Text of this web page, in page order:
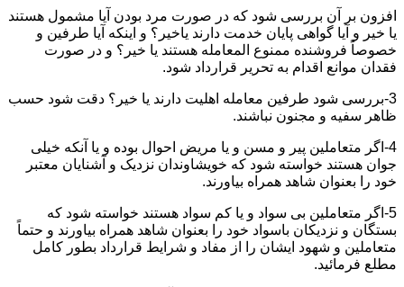
افزون بر آن بررسی شود که در صورت مرد بودن آیا مشمول هستند
یا خیر و آیا گواهی پایان خدمت دارند یاخیر؟ و اینکه آیا طرفین و
خصوصاً فروشنده ممنوع المعامله هستند یا خیر؟ و در صورت
فقدان موانع اقدام به تحریر قرارداد شود.
3-بررسی شود طرفین معامله اهلیت دارند یا خیر؟ دقت شود حسب
ظاهر سفیه و مجنون نباشند.
4-اگر متعاملین پیر و مسن و یا مریض احوال بوده و یا آنکه خیلی
جوان هستند خواسته شود که خویشاوندان نزدیک و آشنایان معتبر
خود را بعنوان شاهد همراه بیاورند.
5-اگر متعاملین بی سواد و یا کم سواد هستند خواسته شود که
بستگان و نزدیکان باسواد خود را بعنوان شاهد همراه بیاورند و حتماً
متعاملین و شهود ایشان را از مفاد و شرایط قرارداد بطور کامل
مطلع فرمائید.